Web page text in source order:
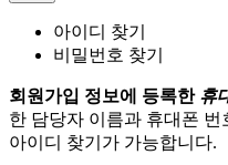
아이디 찾기
비밀번호 찾기
회원가입 정보에 등록한 휴
한 담당자 이름과 휴대폰 번
아이디 찾기가 가능합니다.